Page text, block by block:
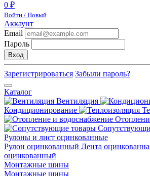
0 ₽
Войти / Новый
Аккаунт
Email
Пароль
Вход
Зарегистрироваться Забыли пароль?
Каталог
Вентиляция
Кондиционирование
Рулоны и лист оцинкованные
Рулон оцинкованный Лента
оцинкованный
Монтажные шины
Монтажные шины